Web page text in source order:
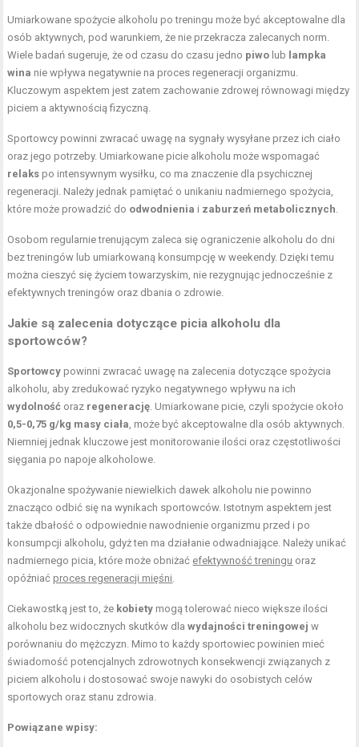
Umiarkowane spożycie alkoholu po treningu może być akceptowalne dla
osób aktywnych, pod warunkiem, że nie przekracza zalecanych norm.
Wiele badań sugeruje, że od czasu do czasu jedno piwo lub lampka
wina nie wpływa negatywnie na proces regeneracji organizmu.
Kluczowym aspektem jest zatem zachowanie zdrowej równowagi między
piciem a aktywnością fizyczną.
Sportowcy powinni zwracać uwagę na sygnały wysyłane przez ich ciało
oraz jego potrzeby. Umiarkowane picie alkoholu może wspomagać
relaks po intensywnym wysiłku, co ma znaczenie dla psychicznej
regeneracji. Należy jednak pamiętać o unikaniu nadmiernego spożycia,
które może prowadzić do odwodnienia i zaburzeń metabolicznych.
Osobom regularnie trenującym zaleca się ograniczenie alkoholu do dni
bez treningów lub umiarkowaną konsumpcję w weekendy. Dzięki temu
można cieszyć się życiem towarzyskim, nie rezygnując jednocześnie z
efektywnych treningów oraz dbania o zdrowie.
Jakie są zalecenia dotyczące picia alkoholu dla
sportowców?
Sportowcy powinni zwracać uwagę na zalecenia dotyczące spożycia
alkoholu, aby zredukować ryzyko negatywnego wpływu na ich
wydolność oraz regenerację. Umiarkowane picie, czyli spożycie około
0,5-0,75 g/kg masy ciała, może być akceptowalne dla osób aktywnych.
Niemniej jednak kluczowe jest monitorowanie ilości oraz częstotliwości
sięgania po napoje alkoholowe.
Okazjonalne spożywanie niewielkich dawek alkoholu nie powinno
znacząco odbić się na wynikach sportowców. Istotnym aspektem jest
także dbałość o odpowiednie nawodnienie organizmu przed i po
konsumpcji alkoholu, gdyż ten ma działanie odwadniające. Należy unikać
nadmiernego picia, które może obniżać efektywność treningu oraz
opóźniać proces regeneracji mięśni.
Ciekawostką jest to, że kobiety mogą tolerować nieco większe ilości
alkoholu bez widocznych skutków dlawydajności treningowej w
porównaniu do mężczyzn. Mimo to każdy sportowiec powinien mieć
świadomość potencjalnych zdrowotnych konsekwencji związanych z
piciem alkoholu i dostosować swoje nawyki do osobistych celów
sportowych oraz stanu zdrowia.
Powiązane wpisy: